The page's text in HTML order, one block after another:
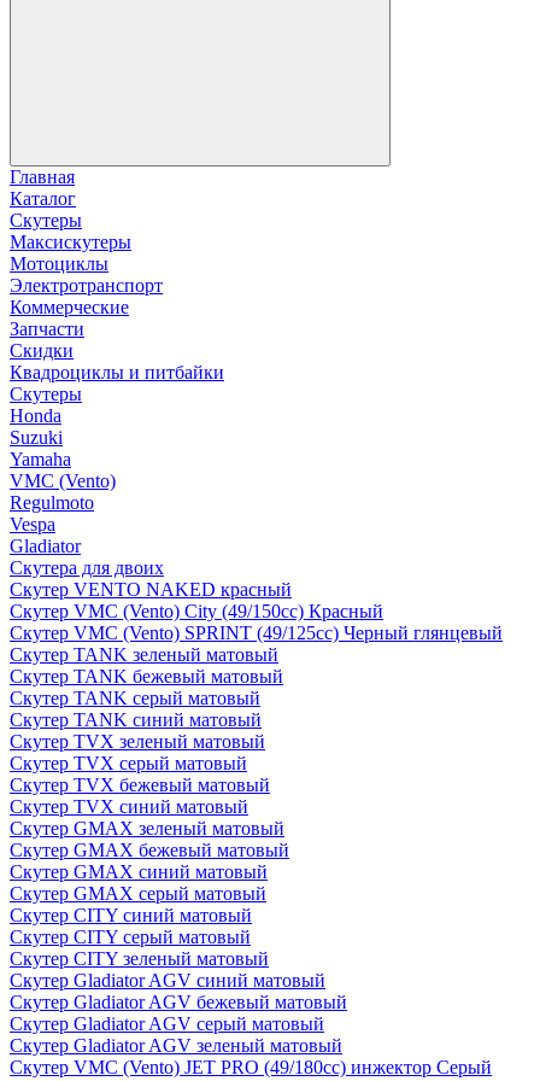
Главная
Каталог
Скутеры
Максискутеры
Мотоциклы
Электротранспорт
Коммерческие
Запчасти
Скидки
Квадроциклы и питбайки
Скутеры
Honda
Suzuki
Yamaha
VMC (Vento)
Regulmoto
Vespa
Gladiator
Скутера для двоих
Скутер VENTO NAKED красный
Скутер VMC (Vento) City (49/150cc) Красный
Скутер VMC (Vento) SPRINT (49/125cc) Черный глянцевый
Скутер TANK зеленый матовый
Скутер TANK бежевый матовый
Скутер TANK серый матовый
Скутер TANK синий матовый
Скутер TVX зеленый матовый
Скутер TVX серый матовый
Скутер TVX бежевый матовый
Скутер TVX синий матовый
Скутер GMAX зеленый матовый
Скутер GMAX бежевый матовый
Скутер GMAX синий матовый
Скутер GMAX серый матовый
Скутер CITY синий матовый
Скутер CITY серый матовый
Скутер CITY зеленый матовый
Скутер Gladiator AGV синий матовый
Скутер Gladiator AGV бежевый матовый
Скутер Gladiator AGV серый матовый
Скутер Gladiator AGV зеленый матовый
Скутер VMC (Vento) JET PRO (49/180cc) инжектор Серый